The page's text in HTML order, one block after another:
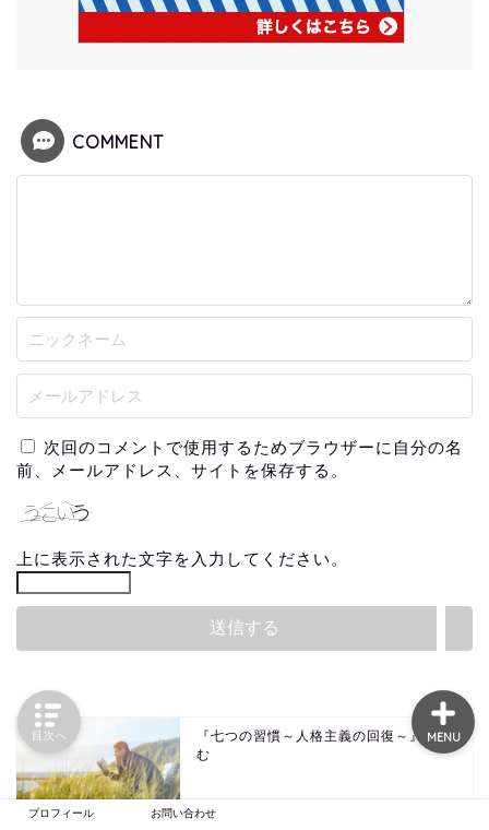
COMMENT
次回のコメントで使用するためブラウザーに自分の名
前、メールアドレス、サイトを保存する。
上に表示された文字を入力してください。
『七つの習慣～人格主義の回復～』を読
む
プロフィール お問い合わせ
MENU
プロフィール
お問い合わせ
目次へ